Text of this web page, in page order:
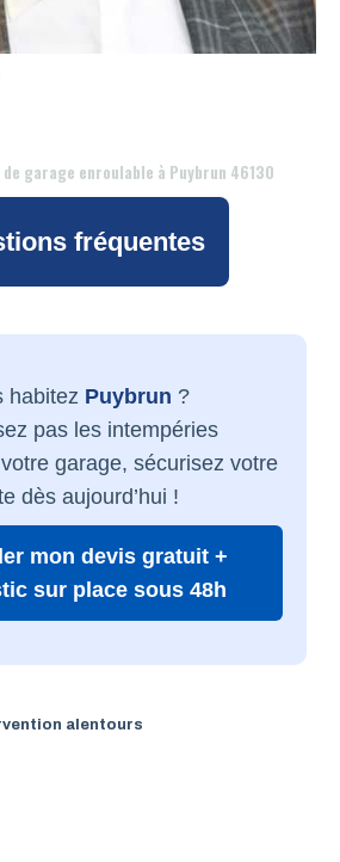
garage enroulable à Puybrun 46130
fréquentes
habitez Puybrun ?
pas les intempéries
garage, sécurisez votre
dès aujourd’hui !
mon devis gratuit +
sur place sous 48h
alentours